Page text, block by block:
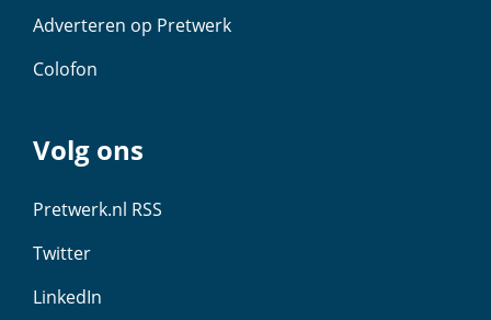
Adverteren op Pretwerk
Colofon
Volg ons
Pretwerk.nl RSS
Twitter
LinkedIn